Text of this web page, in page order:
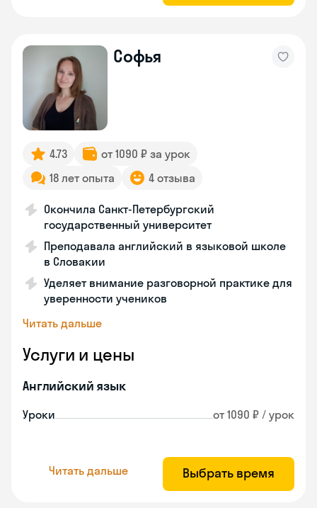
Софья
4.73
от 1090 ₽ за урок
18 лет опыта
4 отзыва
Окончила Санкт-Петербургский
государственный университет
Преподавала английский в языковой школе
в Словакии
Уделяет внимание разговорной практике для
уверенности учеников
Читать дальше
Услуги и цены
Английский язык
Уроки от 1090 ₽ / урок
Читать дальше Выбрать время